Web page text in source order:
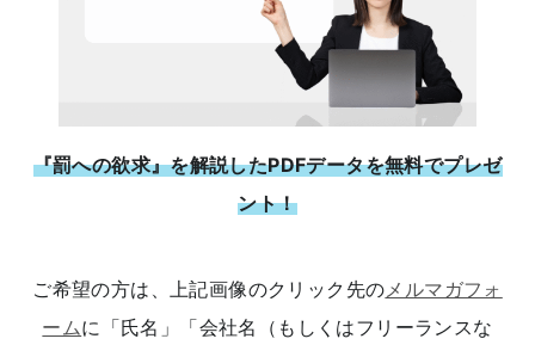
『罰への欲求』を解説したPDFデータを無料でプレゼ
ント！
ご希望の方は、上記画像のクリック先の メルマガフォ
ームに「氏名」「会社名（もしくはフリーランスな